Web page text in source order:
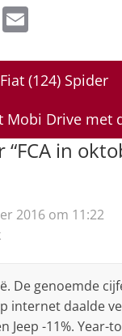
T
a
ai
l
(124) Spider
Mobi Drive met
“FCA in
2016 om 11:22
De genoemde
internet daalde
Jeep -11%.